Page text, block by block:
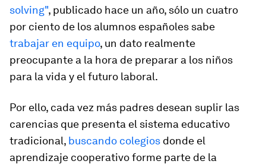
solving", publicado hace un año, sólo un cuatro
por ciento de los alumnos españoles sabe
trabajar en equipo, un dato realmente
preocupante a la hora de preparar a los niños
para la vida y el futuro laboral.
Por ello, cada vez más padres desean suplir las
carencias que presenta el sistema educativo
tradicional, buscando colegios donde el
aprendizaje cooperativo forme parte de la